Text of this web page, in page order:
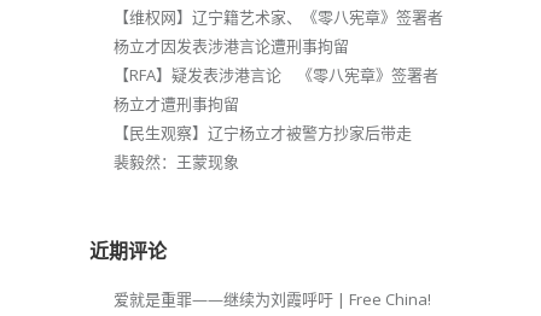
【维权网】辽宁籍艺术家、《零八宪章》签署者
杨立才因发表涉港言论遭刑事拘留
【RFA】疑发表涉港言论 《零八宪章》签署者
杨立才遭刑事拘留
【民生观察】辽宁杨立才被警方抄家后带走
裴毅然：王蒙现象
近期评论
爱就是重罪——继续为刘霞呼吁 | Free China!